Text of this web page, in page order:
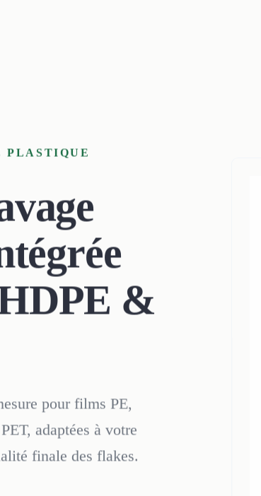
PLASTIQUE
&
pour films PE,
adaptées à votre
finale des flakes.